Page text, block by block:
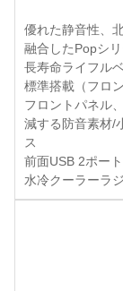
優れた静音性、
融合したPopシリ
長寿命ライフル
標準搭載（フロ
フロントパネル
減する防音素材/
ス
前面USB 2ポー
水冷クーラーラ